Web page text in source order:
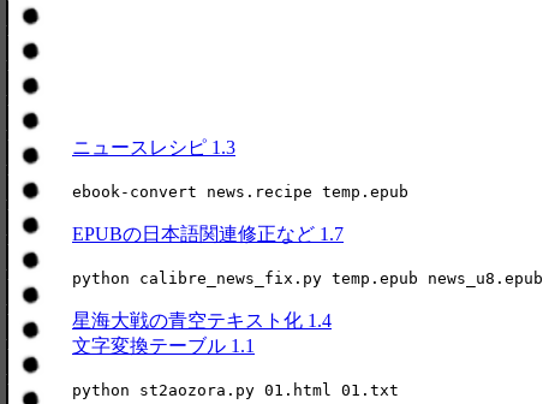
ニュースレシピ 1.3
ebook-convert news.recipe temp.epub
EPUBの日本語関連修正など 1.7
python calibre_news_fix.py temp.epub news_u8.epub
星海大戦の青空テキスト化 1.4
文字変換テーブル 1.1
python st2aozora.py 01.html 01.txt